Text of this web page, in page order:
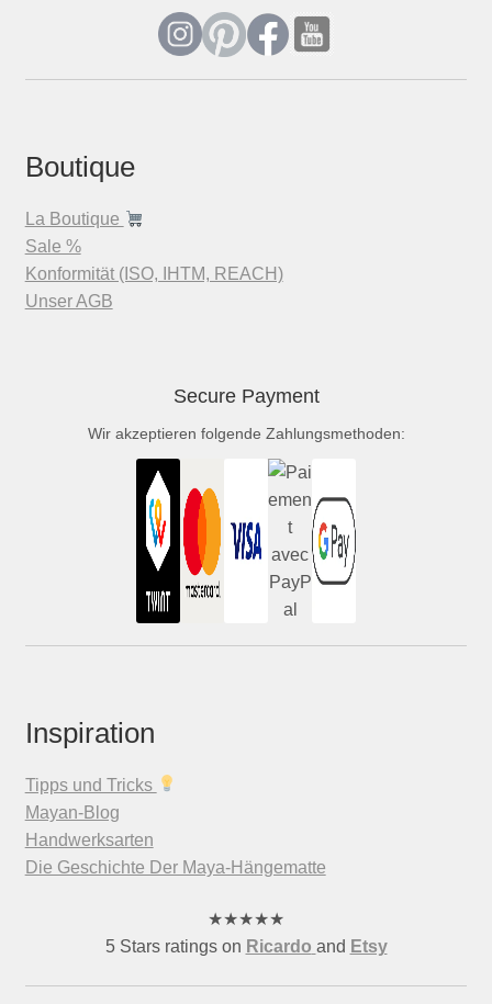
Boutique
La Boutique
Sale %
Konformität (ISO, IHTM, REACH)
Unser AGB
Secure Payment
Wir akzeptieren folgende Zahlungsmethoden:
Inspiration
Tipps und Tricks
Mayan-Blog
Handwerksarten
Die Geschichte Der Maya-Hängematte
★★★★★
5 Stars ratings on Ricardo and Etsy